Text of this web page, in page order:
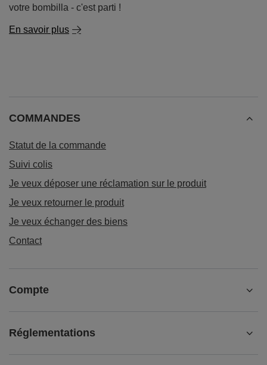
votre bombilla - c'est parti !
En savoir plus
COMMANDES
Statut de la commande
Suivi colis
Je veux déposer une réclamation sur le produit
Je veux retourner le produit
Je veux échanger des biens
Contact
Compte
Réglementations